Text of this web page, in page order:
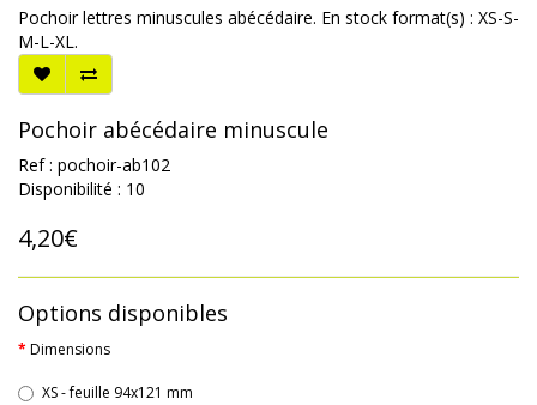
Pochoir lettres minuscules abécédaire. En stock format(s) : XS-S-
M-L-XL.
Pochoir abécédaire minuscule
Ref : pochoir-ab102
Disponibilité : 10
4,20€
Options disponibles
Dimensions
XS - feuille 94x121 mm